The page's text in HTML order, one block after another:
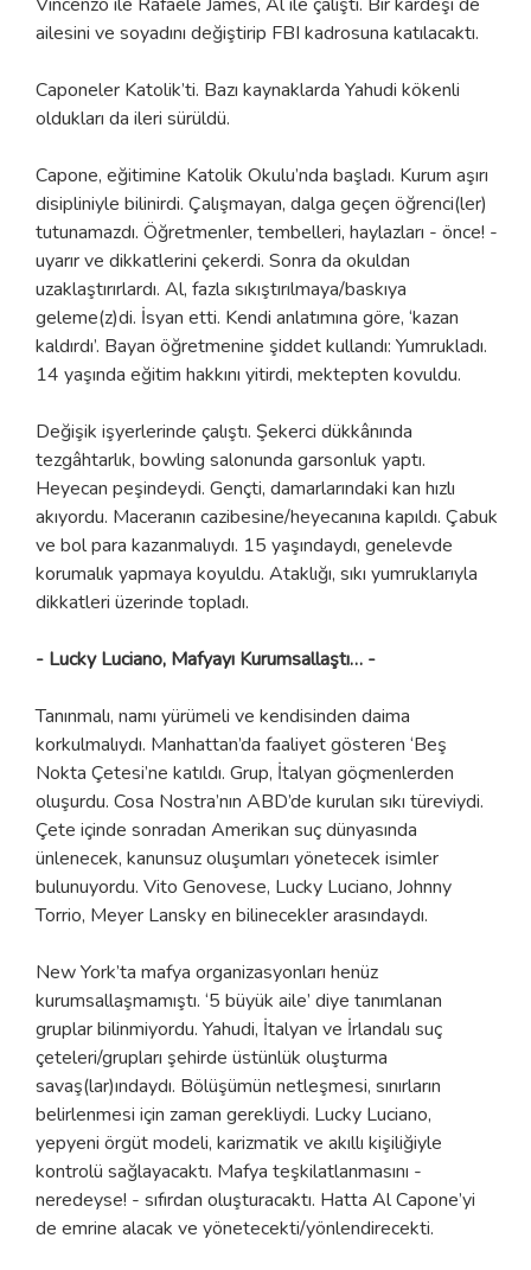
ailesini ve soyadını değiştirip FBI kadrosuna katılacaktı.
Caponeler Katolik’ti. Bazı kaynaklarda Yahudi kökenli
oldukları da ileri sürüldü.
Capone, eğitimine Katolik Okulu’nda başladı. Kurum aşırı
disipliniyle bilinirdi. Çalışmayan, dalga geçen öğrenci(ler)
tutunamazdı. Öğretmenler, tembelleri, haylazları - önce! -
uyarır ve dikkatlerini çekerdi. Sonra da okuldan
uzaklaştırırlardı. Al, fazla sıkıştırılmaya/baskıya
geleme(z)di. İsyan etti. Kendi anlatımına göre, ‘kazan
kaldırdı’. Bayan öğretmenine şiddet kullandı: Yumrukladı.
14 yaşında eğitim hakkını yitirdi, mektepten kovuldu.
Değişik işyerlerinde çalıştı. Şekerci dükkânında
tezgâhtarlık, bowling salonunda garsonluk yaptı.
Heyecan peşindeydi. Gençti, damarlarındaki kan hızlı
akıyordu. Maceranın cazibesine/heyecanına kapıldı. Çabuk
ve bol para kazanmalıydı. 15 yaşındaydı, genelevde
korumalık yapmaya koyuldu. Ataklığı, sıkı yumruklarıyla
dikkatleri üzerinde topladı.
- Lucky Luciano, Mafyayı Kurumsallaştı… -
Tanınmalı, namı yürümeli ve kendisinden daima
korkulmalıydı. Manhattan’da faaliyet gösteren ‘Beş
Nokta Çetesi’ne katıldı. Grup, İtalyan göçmenlerden
oluşurdu. Cosa Nostra’nın ABD’de kurulan sıkı türeviydi.
Çete içinde sonradan Amerikan suç dünyasında
ünlenecek, kanunsuz oluşumları yönetecek isimler
bulunuyordu. Vito Genovese, Lucky Luciano, Johnny
Torrio, Meyer Lansky en bilinecekler arasındaydı.
New York’ta mafya organizasyonları henüz
kurumsallaşmamıştı. ‘5 büyük aile’ diye tanımlanan
gruplar bilinmiyordu. Yahudi, İtalyan ve İrlandalı suç
çeteleri/grupları şehirde üstünlük oluşturma
savaş(lar)ındaydı. Bölüşümün netleşmesi, sınırların
belirlenmesi için zaman gerekliydi. Lucky Luciano,
yepyeni örgüt modeli, karizmatik ve akıllı kişiliğiyle
kontrolü sağlayacaktı. Mafya teşkilatlanmasını -
neredeyse! - sıfırdan oluşturacaktı. Hatta Al Capone’yi
de emrine alacak ve yönetecekti/yönlendirecekti.